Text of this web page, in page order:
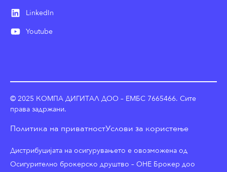
LinkedIn
Youtube
© 2025 КОМПА ДИГИТАЛ ДОО – ЕМБС 7665466. Сите
права задржани.
Политика на приватностУслови за користење
Дистрибуцијата на осигурувањето е овозможена од
Осигурително брокерско друштво – ОНЕ Брокер доо